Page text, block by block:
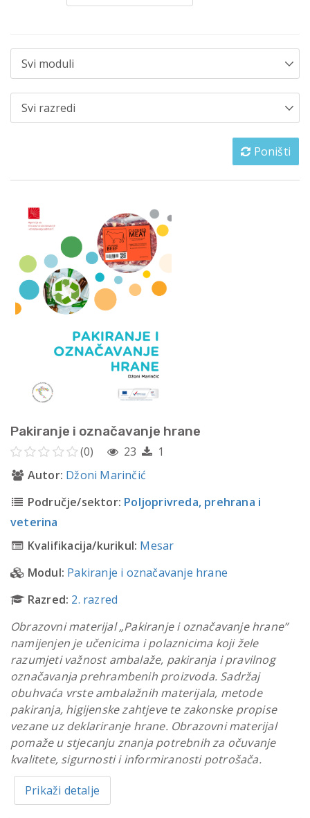
Poništi
Pakiranje i označavanje hrane
(0) 23
1
Autor: Džoni Marinčić
Područje/sektor: Poljoprivreda, prehrana i
veterina
Kvalifikacija/kurikul: Mesar
Modul: Pakiranje i označavanje hrane
Razred: 2. razred
Obrazovni materijal „Pakiranje i označavanje hrane”
namijenjen je učenicima i polaznicima koji žele
razumjeti važnost ambalaže, pakiranja i pravilnog
označavanja prehrambenih proizvoda. Sadržaj
obuhvaća vrste ambalažnih materijala, metode
pakiranja, higijenske zahtjeve te zakonske propise
vezane uz deklariranje hrane. Obrazovni materijal
pomaže u stjecanju znanja potrebnih za očuvanje
kvalitete, sigurnosti i informiranosti potrošača.
Prikaži detalje